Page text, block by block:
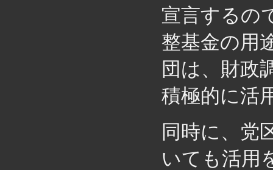
宣言するの
整基金の用
団は、財政
積極的に活
同時に、党
いても活用